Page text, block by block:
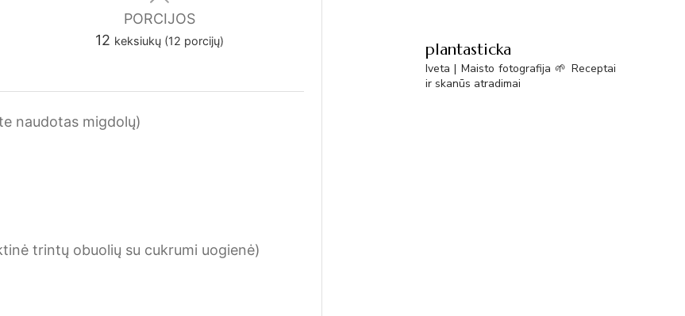
PORCIJOS
12 keksiukų (12 porcijų)
naudotas migdolų)
trintų obuolių su cukrumi uogienė)
plantasticka
Iveta | Maisto fotografija 🌱 Receptai
ir skanūs atradimai